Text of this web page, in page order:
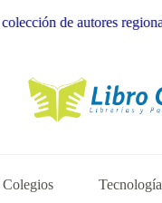
en nuestra librería
Colegios Tecnología